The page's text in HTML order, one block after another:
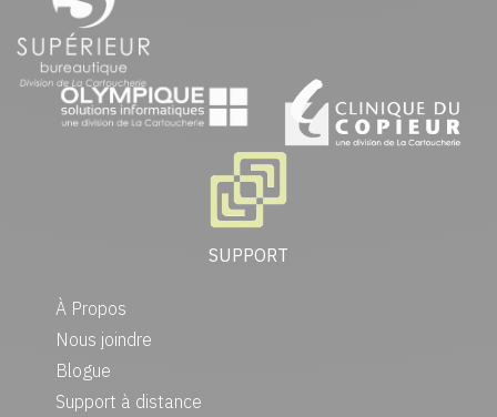
SUPPORT
À Propos
Nous joindre
Blogue
Support à distance